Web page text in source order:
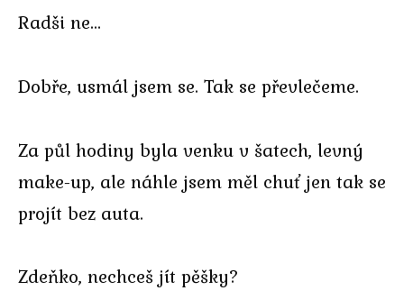
Radši ne…
Dobře, usmál jsem se. Tak se převlečeme.
Za půl hodiny byla venku v šatech, levný
make-up, ale náhle jsem měl chuť jen tak se
projít bez auta.
Zdeňko, nechceš jít pěšky?